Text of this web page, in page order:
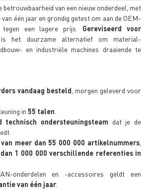
betrouwbaarheid van een nieuw onderdeel, met
één jaar en grondig getest om aan de OEM-
een lagere prijs. Gereviseerd voor
het duurzame alternatief om material-
en industriële machines draaiende te
vandaag besteld , morgen geleverd voor
in 55 talen
technisch ondersteuningsteam dat je de
meer dan 55 000 000 artikelnummers
1 000 000 verschillende referenties in
onderdelen en -accessoires geldt een
van één jaar